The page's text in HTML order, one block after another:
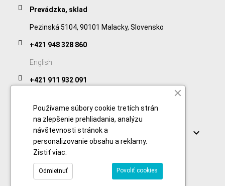
Prevádzka, sklad
Pezinská 5104, 90101 Malacky, Slovensko
+421 948 328 860
English
+421 911 932 091
Odkazy 
Používame súbory cookie tretích strán
na zlepšenie prehliadania, analýzu
návštevnosti stránok a
personalizovanie obsahu a reklamy.
Zistiť viac
Povoliť cookies
Odmietnuť